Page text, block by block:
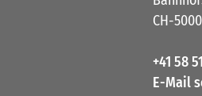
CH-
+41 58
E-Mail